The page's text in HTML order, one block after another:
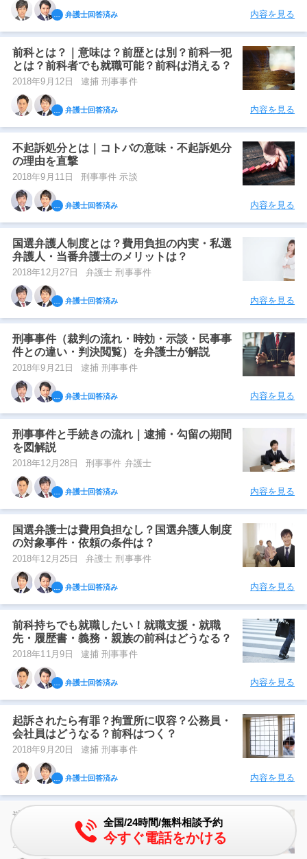
弁護士回答済み 内容を見る
前科とは？｜意味は？前歴とは別？前科一犯
とは？前科者でも就職可能？前科は消える？
2018年9月12日 逮捕 刑事事件
弁護士回答済み 内容を見る
不起訴処分とは｜コトバの意味・不起訴処分
の理由を直撃
2018年9月11日 刑事事件 示談
弁護士回答済み 内容を見る
国選弁護人制度とは？費用負担の内実・私選
弁護人・当番弁護士のメリットは？
2018年12月27日 弁護士 刑事事件
弁護士回答済み 内容を見る
刑事事件（裁判の流れ・時効・示談・民事事
件との違い・判決閲覧）を弁護士が解説
2018年9月21日 逮捕 刑事事件
弁護士回答済み 内容を見る
刑事事件と手続きの流れ｜逮捕・勾留の期間
を図解説
2018年12月28日 刑事事件 弁護士
弁護士回答済み 内容を見る
国選弁護士は費用負担なし？国選弁護人制度
の対象事件・依頼の条件は？
2018年12月25日 弁護士 刑事事件
弁護士回答済み 内容を見る
前科持ちでも就職したい！就職支援・就職
先・履歴書・義務・親族の前科はどうなる？
2018年11月9日 逮捕 刑事事件
弁護士回答済み 内容を見る
起訴されたら有罪？拘置所に収容？公務員・
会社員はどうなる？前科はつく？
2018年9月20日 逮捕 刑事事件
弁護士回答済み 内容を見る
迷惑防止条例違反は逮捕される？｜迷惑防止
条例違反の示談金相場も紹介
2018年9月14日 刑事事件 示談
全国/24時間/無料相談予約
今すぐ電話をかける